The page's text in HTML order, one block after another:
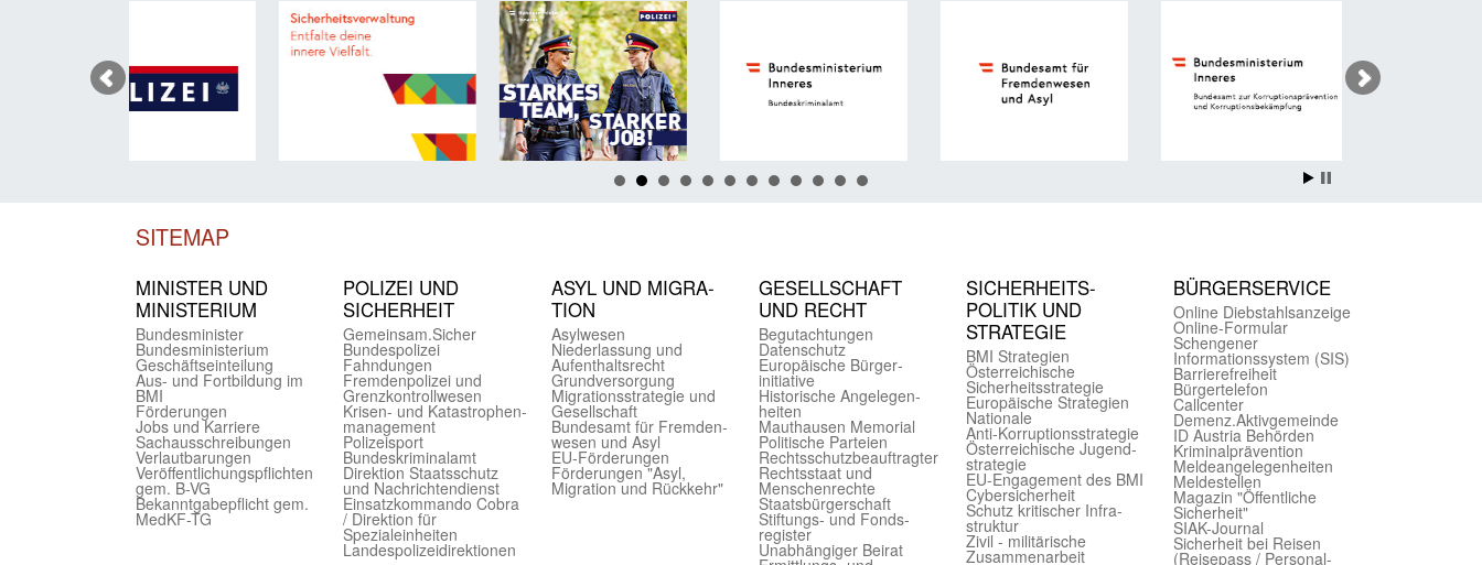
SITEMAP
MINISTER UND
MINIST­ERIUM
Bundes­minister
Bundes­ministerium
Geschäfts­einteilung
Aus- und Fortbildung im
BMI
Förderungen
Jobs und Karriere
Sachaus­schreibungen
Verlautbarungen
Veröffentlichungspflichten
gem. B-VG
Bekanntgabepflicht gem.
MedKF-TG
POLIZEI UND
SICHER­HEIT
Gemein­sam.Sicher
Bundes­polizei
Fahndungen
Fremdenpolizei und
Grenzkontrollwesen
Krisen- und Katastrophen­
management
Polizeisport
Bundes­kriminal­amt
Direktion Staats­schutz
und Nach­richten­dienst
Einsatz­kommando Cobra
/ Direktion für
Spezialeinheiten
Landes­polizei­direk­tionen
ASYL UND MIGRA­
TION
Asyl­wesen
Nieder­lassung und
Aufent­halts­recht
Grund­versorgung
Migrations­strategie und
Gesell­schaft
Bundes­amt für Fremden­
wesen und Asyl
EU-Förde­rungen
Förderungen "Asyl,
Migration und Rückkehr"
GE­SELL­SCHAFT
UND RECHT
Begut­achtungen
Daten­schutz
Europäische Bürger­
initiative
Historische Angelegen­
heiten
Mauthausen Memorial
Politische Parteien
Rechts­schutz­beauftragter
Rechts­staat und
Menschen­rechte
Staats­bürger­schaft
Stiftungs- und Fonds­
register
Unab­hängiger Beirat
SICHER­HEITS­
POLITIK UND
STRATEGIE
BMI Strategien
Öster­reichische
Sicherheits­strategie
Europäische Strategien
Nationale
Anti-Korruptions­strategie
Öster­reichische Jugend­
strategie
EU-Engagement des BMI
Cybersicherheit
Schutz kritischer Infra­
struktur
Zivil - militärische
Zusammen­arbeit
BÜRGER­SERVICE
Online Diebstahls­anzeige
Online-Formular
Schengener
Informationssystem (SIS)
Barriere­freiheit
Bürger­telefon
Call­center
Demenz.Aktiv­gemeinde
ID Austria Behörden
Kriminal­prävention
Melde­an­ge­le­gen­heiten
Meld­estellen
Magazin "Öffentliche
Sicherheit"
SIAK-Journal
Sicherheit bei Reisen
(Reise­pass / Personal­